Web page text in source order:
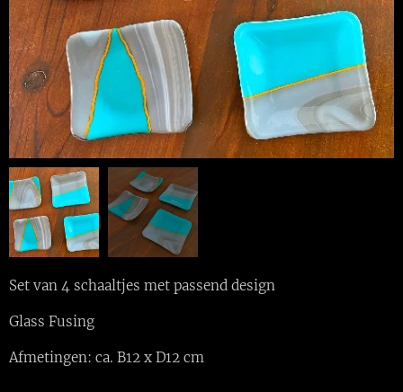
Set van 4 schaaltjes met passend design
Glass Fusing
Afmetingen: ca. B12 x D12 cm